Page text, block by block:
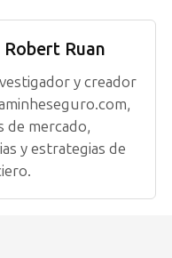
Robert Ruan
y creador
de mercado,
y estrategias de